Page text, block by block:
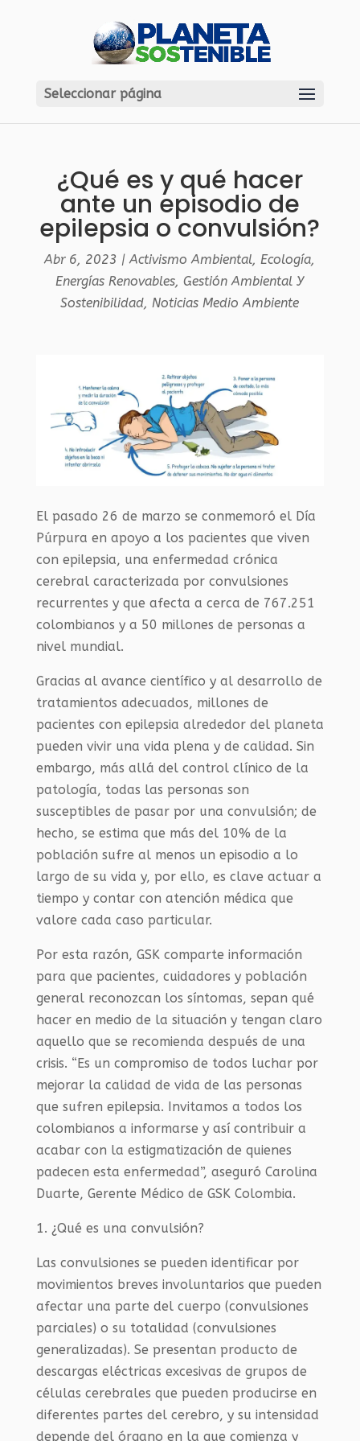
Seleccionar página
¿Qué es y qué hacer
ante un episodio de
epilepsia o convulsión?
Abr 6, 2023 |Activismo Ambiental,Ecología,
Energías Renovables,Gestión Ambiental Y
Sostenibilidad,Noticias Medio Ambiente
El pasado 26 de marzo se conmemoró el Día
Púrpura en apoyo a los pacientes que viven
con epilepsia, una enfermedad crónica
cerebral caracterizada por convulsiones
recurrentes y que afecta a cerca de 767.251
colombianos y a 50 millones de personas a
nivel mundial.
Gracias al avance científico y al desarrollo de
tratamientos adecuados, millones de
pacientes con epilepsia alrededor del planeta
pueden vivir una vida plena y de calidad. Sin
embargo, más allá del control clínico de la
patología, todas las personas son
susceptibles de pasar por una convulsión; de
hecho, se estima que más del 10% de la
población sufre al menos un episodio a lo
largo de su vida y, por ello, es clave actuar a
tiempo y contar con atención médica que
valore cada caso particular.
Por esta razón, GSK comparte información
para que pacientes, cuidadores y población
general reconozcan los síntomas, sepan qué
hacer en medio de la situación y tengan claro
aquello que se recomienda después de una
crisis. “Es un compromiso de todos luchar por
mejorar la calidad de vida de las personas
que sufren epilepsia. Invitamos a todos los
colombianos a informarse y así contribuir a
acabar con la estigmatización de quienes
padecen esta enfermedad”, aseguró Carolina
Duarte, Gerente Médico de GSK Colombia.
1. ¿Qué es una convulsión?
Las convulsiones se pueden identificar por
movimientos breves involuntarios que pueden
afectar una parte del cuerpo (convulsiones
parciales) o su totalidad (convulsiones
generalizadas). Se presentan producto de
descargas eléctricas excesivas de grupos de
células cerebrales que pueden producirse en
diferentes partes del cerebro, y su intensidad
depende del órgano en la que comienza y